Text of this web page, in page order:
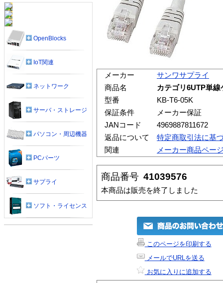
メーカー
サンワサプライ
商品名
カテゴリ6UTP単
型番
KB-T6-05K
保証条件
メーカー保証
JANコード
4969887811672
返品について
特定商取引法に基
関連
メーカー商品ペー
商品番号 41039576
本商品は販売を終了しました
このページを印刷する
メールでURLを送る
お気に入りに追加する
OpenBlocks
IoT関連
ネットワーク
サーバ・ストレージ
パソコン・周辺機器
PCパーツ
サプライ
ソフト・ライセンス